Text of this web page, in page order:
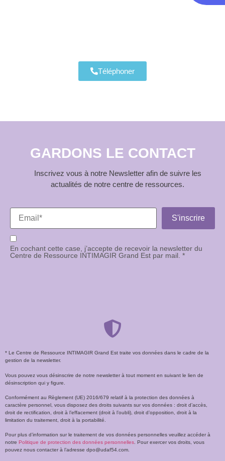
Téléphoner
GARDONS LE CONTACT
Inscrivez vous à notre Newsletter afin de suivre les
actualités de notre centre de ressources.
En cochant cette case, j’accepte de recevoir la newsletter du
Centre de Ressource INTIMAGIR Grand Est par mail. *
* Le Centre de Ressource INTIMAGIR Grand Est traite vos données dans le cadre de la
gestion de la newsletter.
Vous pouvez vous désinscrire de notre newsletter à tout moment en suivant le lien de
désinscription qui y figure.
Conformément au Règlement (UE) 2016/679 relatif à la protection des données à
caractère personnel, vous disposez des droits suivants sur vos données : droit d’accès,
droit de rectification, droit à l’effacement (droit à l’oubli), droit d’opposition, droit à la
limitation du traitement, droit à la portabilité.
Pour plus d’information sur le traitement de vos données personnelles veuillez accéder à
notre Politique de protection des données personnelles. Pour exercer vos droits, vous
pouvez nous contacter à l’adresse dpo@udaf54.com.